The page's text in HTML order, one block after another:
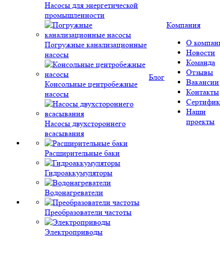
Насосы для энергетической
промышленности
Погружные канализационные
насосы
Консольные центробежные
насосы
Насосы двухстороннего
всасывания
Расширительные баки
Гидроаккумуляторы
Водонагреватели
Преобразователи частоты
Электроприводы
Блог
Компания
О
Новости
Команда
Отзывы
Вакансии
Контакты
Наши
проекты